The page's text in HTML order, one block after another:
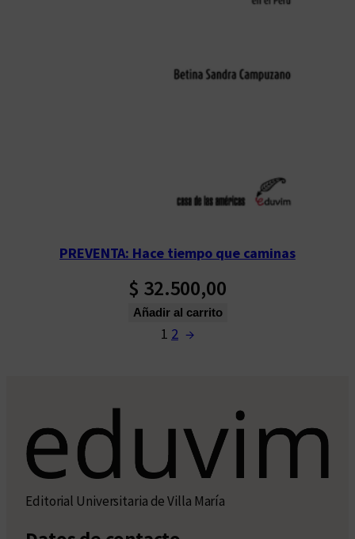
PREVENTA: Hace tiempo que caminas
$ 32.500,00
Añadir al carrito
1 2 →
Editorial Universitaria de Villa María